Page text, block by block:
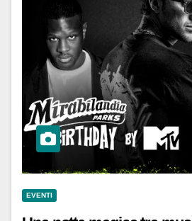
EVENTI